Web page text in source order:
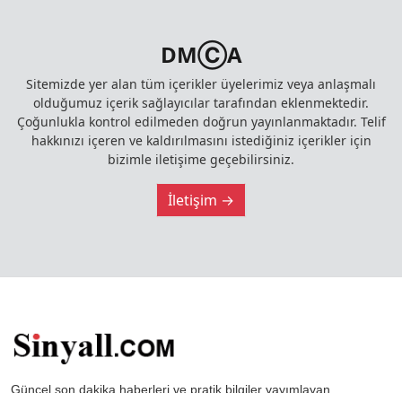
DMⒸA
Sitemizde yer alan tüm içerikler üyelerimiz veya anlaşmalı
olduğumuz içerik sağlayıcılar tarafından eklenmektedir.
Çoğunlukla kontrol edilmeden doğrun yayınlanmaktadır. Telif
hakkınızı içeren ve kaldırılmasını istediğiniz içerikler için
bizimle iletişime geçebilirsiniz.
İletişim →
Güncel son dakika haberleri ve pratik bilgiler yayımlayan